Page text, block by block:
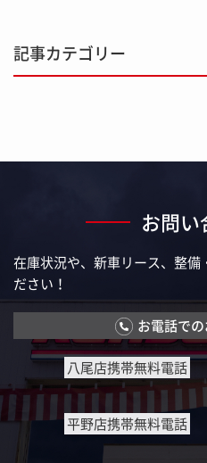
記事カテゴリー
お問い
在庫状況や、新車リース、整備
ださい！
お電話で
八尾店携帯無料電話
平野店携帯無料電話